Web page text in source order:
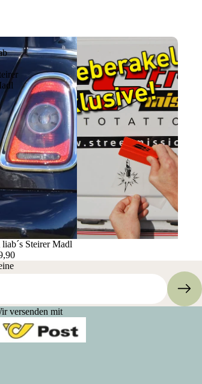
liab´s Steirer Madl
versenden mit
Kontaktinformationen
AGB